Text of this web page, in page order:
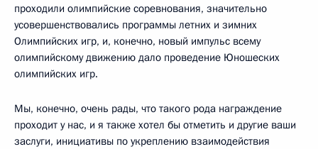
проходили олимпийские соревнования, значительно
усовершенствовались программы летних и зимних
Олимпийских игр, и, конечно, новый импульс всему
олимпийскому движению дало проведение Юношеских
олимпийских игр.
Мы, конечно, очень рады, что такого рода награждение
проходит у нас, и я также хотел бы отметить и другие ваши
заслуги, инициативы по укреплению взаимодействия